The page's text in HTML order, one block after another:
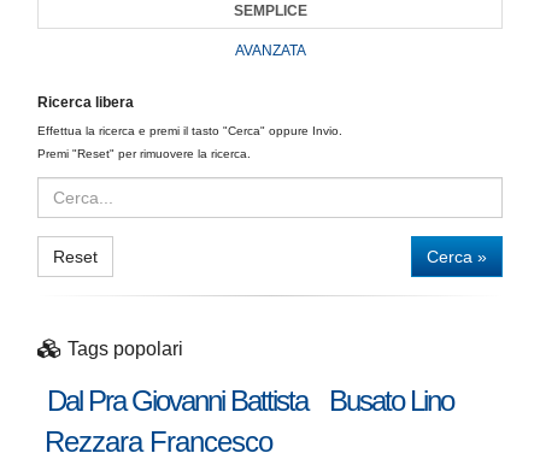
SEMPLICE
AVANZATA
Ricerca libera
Effettua la ricerca e premi il tasto "Cerca" oppure Invio.
Premi "Reset" per rimuovere la ricerca.
Reset Cerca »
Tags popolari
Dal Pra Giovanni Battista
Busato Lino
Rezzara Francesco